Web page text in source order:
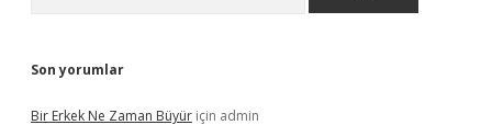
Son yorumlar
Bir Erkek Ne Zaman Büyür için admin